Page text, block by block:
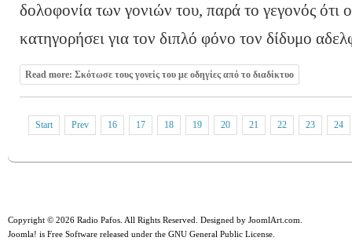
δολοφονία των γονιών του, παρά το γεγονός ότι
κατηγορήσει για τον διπλό φόνο τον δίδυμο
Read more: Σκότωσε τους γονείς του με οδηγίες από το διαδίκτυο
Start Prev 16 17 18 19 20 21 22 23 24
Copyright © 2026 Radio Pafos. All Rights Reserved. Designed by JoomlArt.com
Joomla! is Free Software released under the GNU General Public License.